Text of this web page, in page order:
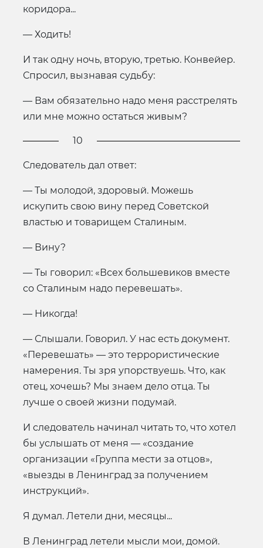
коридора...
— Ходить!
И так одну ночь, вторую, третью. Конвейер.
Спросил, вызнавая судьбу:
— Вам обязательно надо меня расстрелять
или мне можно остаться живым?
10
Следователь дал ответ:
— Ты молодой, здоровый. Можешь
искупить свою вину перед Советской
властью и товарищем Сталиным.
— Вину?
— Ты говорил: «Всех большевиков вместе
со Сталиным надо перевешать».
— Никогда!
— Слышали. Говорил. У нас есть документ.
«Перевешать» — это террористические
намерения. Ты зря упорствуешь. Что, как
отец, хочешь? Мы знаем дело отца. Ты
лучше о своей жизни подумай.
И следователь начинал читать то, что хотел
бы услышать от меня — «создание
организации «Группа мести за отцов»,
«выезды в Ленинград за получением
инструкций».
Я думал. Летели дни, месяцы...
В Ленинград летели мысли мои, домой.